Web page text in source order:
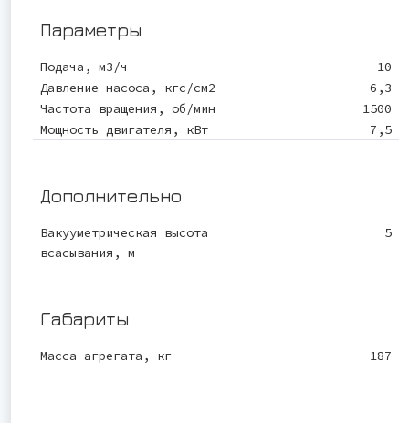
Параметры
Подача, м3/ч
10
Давление насоса, кгс/см2
6,3
Частота вращения, об/мин
1500
Мощность двигателя, кВт
7,5
Дополнительно
Вакууметрическая высота
всасывания, м
5
Габариты
Масса агрегата, кг 187